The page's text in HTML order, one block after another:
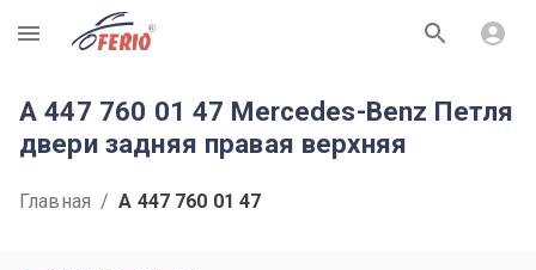
R
A 447 760 01 47 Mercedes-Benz Петля
двери задняя правая верхняя
Главная / A 447 760 01 47